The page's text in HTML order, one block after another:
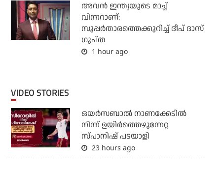
അവന്‍ ഇന്ത്യയുടെ മാച്ച്
വിന്നറാണ്:
സൂപ്പര്‍താരത്തെക്കുറിച്ച് ദീപ് ദാസ്
ഗുപ്ത
1 hour ago
VIDEO STORIES
ഒയര്‍സബാൽ നാണക്കേടിൽ
നിന്ന് ഉയിർത്തെഴുന്നേറ്റ
സ്പാനിഷ് പടയാളി
23 hours ago